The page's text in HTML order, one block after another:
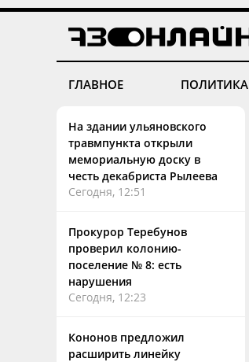
ГЛАВНОЕ ПОЛИТИКА
На здании ульяновского
травмпункта открыли
мемориальную доску в
честь декабриста Рылеева
Сегодня, 12:51
Прокурор Теребунов
проверил колонию-
поселение № 8: есть
нарушения
Сегодня, 12:23
Кононов предложил
расширить линейку